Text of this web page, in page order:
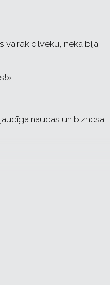
vairāk cilvēku, nekā bija
naudas un biznesa
ir sabiedrībā aktuālāka